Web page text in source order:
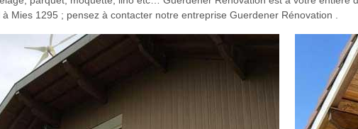
Mies 1295 ; pensez à contacter notre entreprise Guerdener Rénovation .